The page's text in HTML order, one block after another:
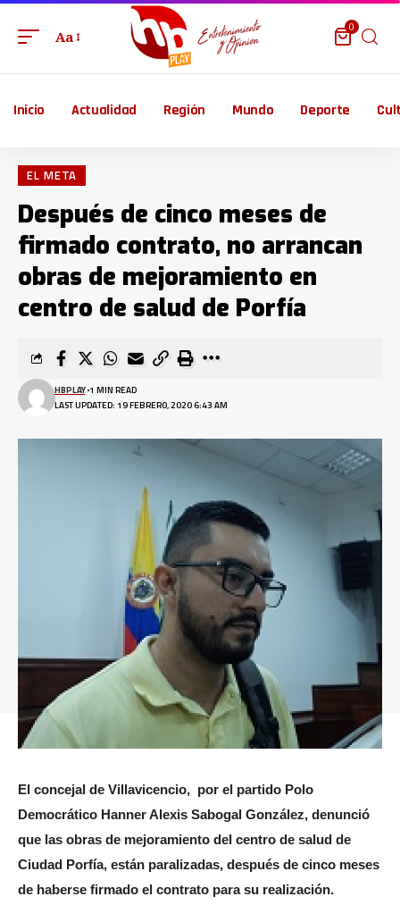
Aa
0
Inicio Actualidad Región Mundo Deporte
EL META
Después de cinco meses de
firmado contrato, no arrancan
obras de mejoramiento en
centro de salud de Porfía
LAST UPDATED: 19 FEBRERO, 2020 6:43 AM
HBPLAY 1 MIN READ
El concejal de Villavicencio, por el partido Polo
Democrático Hanner Alexis Sabogal González, denunció
que las obras de mejoramiento del centro de salud de
Ciudad Porfía, están paralizadas, después de cinco meses
de haberse firmado el contrato para su realización.